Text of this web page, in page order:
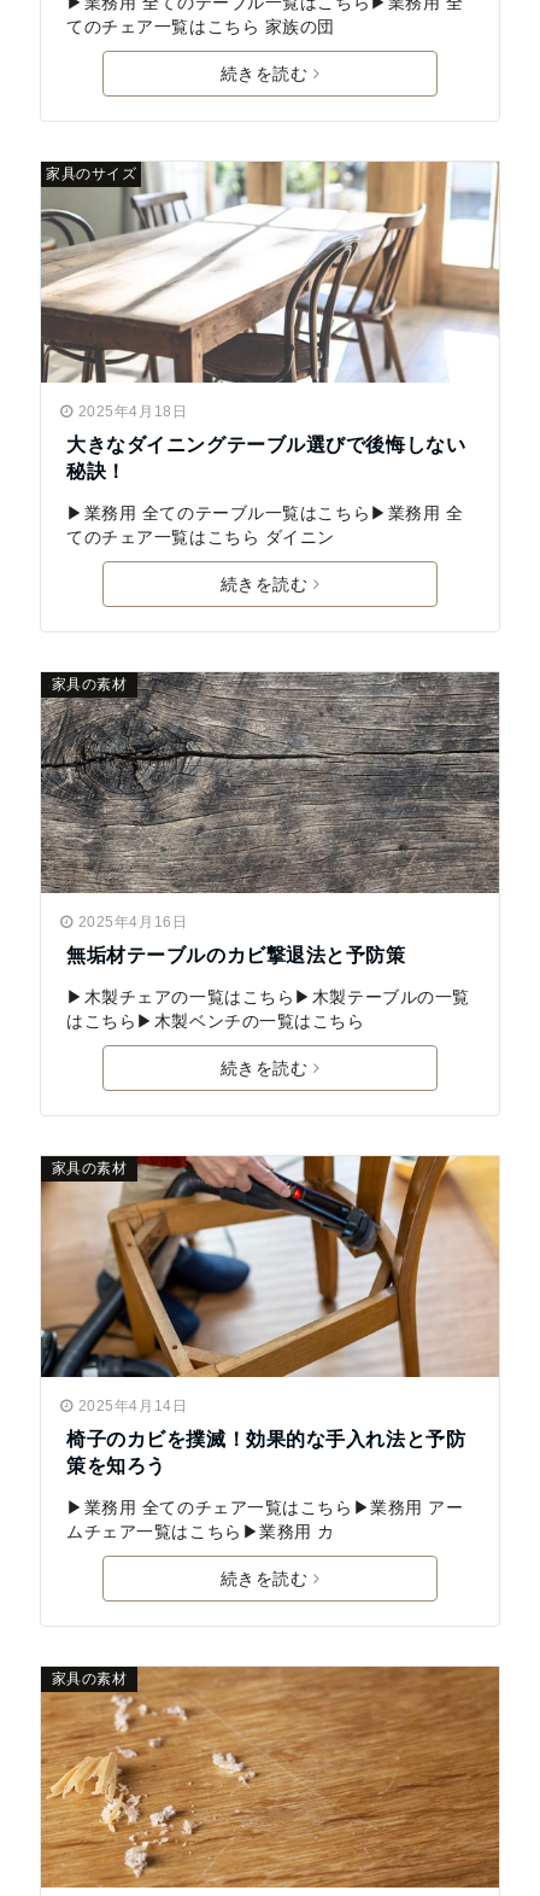
てのチェア一覧はこちら 家族の団
続きを読む
家具のサイズ
2025年4月18日
大きなダイニングテーブル選びで後悔しない
秘訣！
▶業務用 全てのテーブル一覧はこちら▶業務用 全
てのチェア一覧はこちら ダイニン
続きを読む
家具の素材
2025年4月16日
無垢材テーブルのカビ撃退法と予防策
▶木製チェアの一覧はこちら▶木製テーブルの一覧
はこちら▶木製ベンチの一覧はこちら
続きを読む
家具の素材
2025年4月14日
椅子のカビを撲滅！効果的な手入れ法と予防
策を知ろう
▶業務用 全てのチェア一覧はこちら▶業務用 アー
ムチェア一覧はこちら▶業務用 カ
続きを読む
家具の素材